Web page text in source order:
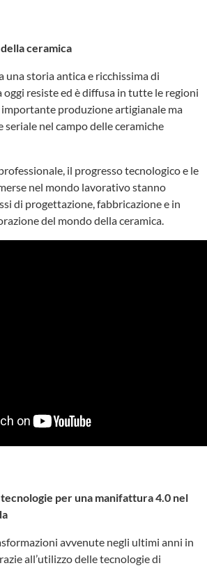
ceramica
una storia antica e ricchissima di
oggi resiste ed è diffusa in tutte le regioni
importante produzione artigianale ma
seriale nel campo delle ceramiche
il progresso tecnologico e le
nel mondo lavorativo stanno
di progettazione, fabbricazione e in
del mondo della ceramica.
per una manifattura 4.0 nel
avvenute negli ultimi anni in
all’utilizzo delle tecnologie di